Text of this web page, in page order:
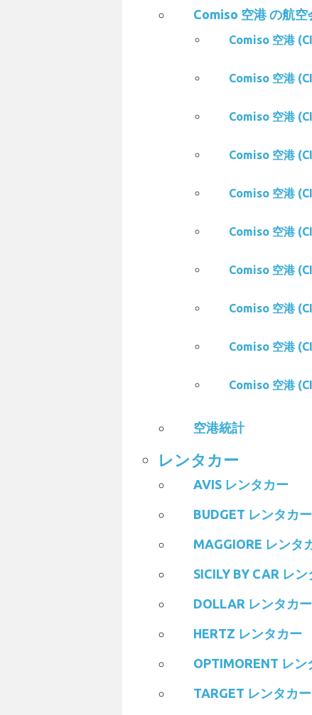
Comiso 空港 の航空
Comiso 空港
Comiso 空港
Comiso 空港
Comiso 空港
Comiso 空港
Comiso 空港
Comiso 空港
Comiso 空港
Comiso 空港
Comiso 空港
空港統計
レンタカー
AVIS レンタカー
BUDGET レンタカー
MAGGIORE レンタ
SICILY BY CAR レ
DOLLAR レンタカー
HERTZ レンタカー
OPTIMORENT レン
TARGET レンタカー